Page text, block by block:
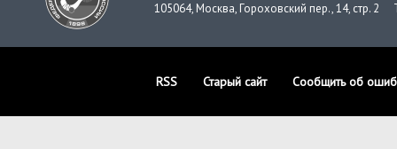
105064, Москва, Гороховский пер., 14, стр. 2
RSS Старый сайт Сообщить об